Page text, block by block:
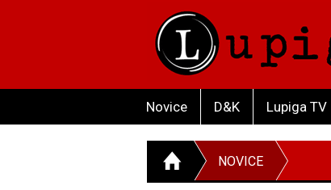
Novice D&K Lupiga TV
NOVICE